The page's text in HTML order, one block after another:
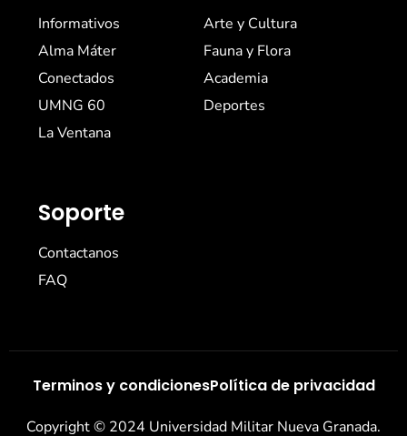
Informativos
Alma Máter
Conectados
UMNG 60
La Ventana
Arte y Cultura
Fauna y Flora
Academia
Deportes
Soporte
Contactanos
FAQ
Terminos y condicionesPolítica de privacidad
Copyright © 2024 Universidad Militar Nueva Granada.